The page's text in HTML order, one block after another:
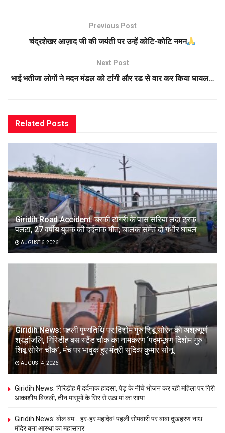
Previous Post
चंद्रशेखर आज़ाद जी की जयंती पर उन्हें कोटि-कोटि नमन
Next Post
भाई भतीजा लोगों ने मदन मंडल को टांगी और रड से वार कर किया घायल…
Related Posts
Giridih Road Accident: चरकी टोंगरी के पास सरिया लदा ट्रक
पलटा, 27 वर्षीय युवक की दर्दनाक मौत; चालक समेत दो गंभीर घायल
AUGUST 6, 2026
Giridih News: पहली पुण्यतिथि पर दिशोम गुरु शिबू सोरेन को अश्रुपूर्ण
श्रद्धांजलि, गिरिडीह बस स्टैंड चौक का नामकरण ‘पद्मभूषण दिशोम गुरु
शिबू सोरेन चौक’, मंच पर भावुक हुए मंत्री सुदिव्य कुमार सोनू
AUGUST 4, 2026
Giridih News: गिरिडीह में दर्दनाक हादसा, पेड़ के नीचे भोजन कर रही महिला पर गिरी
आकाशीय बिजली, तीन मासूमों के सिर से उठा मां का साया
Giridih News: बोल बम… हर-हर महादेव! पहली सोमवारी पर बाबा दुखहरण नाथ
मंदिर बना आस्था का महासागर